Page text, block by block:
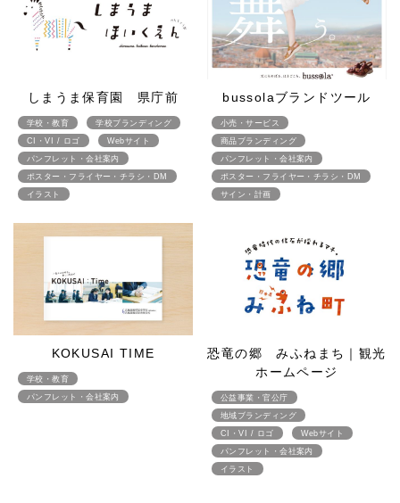
しまうま保育園 県庁前
学校・教育
学校ブランディング
CI・VI / ロゴ
Webサイト
パンフレット・会社案内
ポスター・フライヤー・チラシ・DM
イラスト
bussolaブランドツール
小売・サービス
商品ブランディング
パンフレット・会社案内
ポスター・フライヤー・チラシ・DM
サイン・計画
KOKUSAI TIME
学校・教育
パンフレット・会社案内
恐竜の郷 みふねまち｜観光
ホームページ
公益事業・官公庁
地域ブランディング
CI・VI / ロゴ
Webサイト
パンフレット・会社案内
イラスト